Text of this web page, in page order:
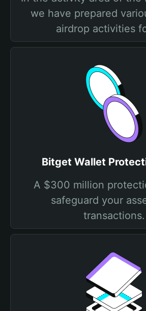
we have prepared
airdrop activities
Bitget Wallet
A $300 million
safeguard your
transactions.